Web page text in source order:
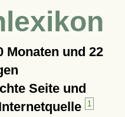
Monaten und 22
Seite und
1